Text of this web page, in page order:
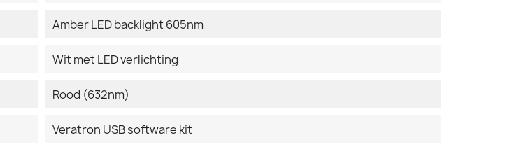
Amber LED backlight 605nm
Wit met LED verlichting
Rood (632nm)
Veratron USB software kit